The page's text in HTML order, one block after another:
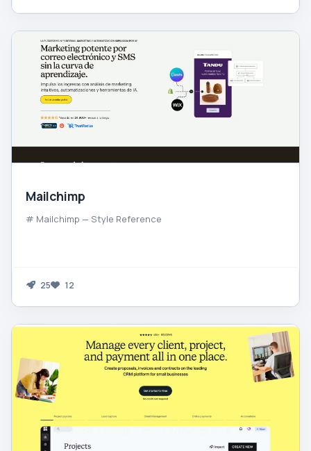
Mailchimp
# Mailchimp — Style Reference
25 12